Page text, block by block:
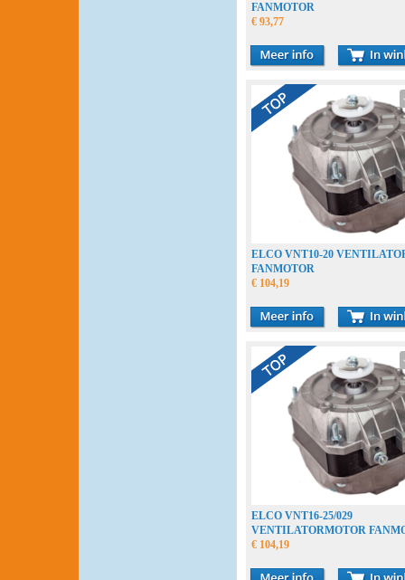
FANMOTOR
€ 93,77
ELCO VNT10-20
FANMOTOR
€ 104,19
ELCO VNT16-25/029
VENTILATORMOTOR
€ 104,19